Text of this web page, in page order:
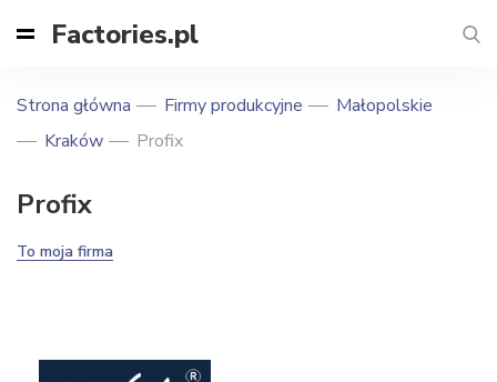
Factories.pl
Strona główna Firmy produkcyjne
Małopolskie
Kraków
Profix
Profix
To moja firma